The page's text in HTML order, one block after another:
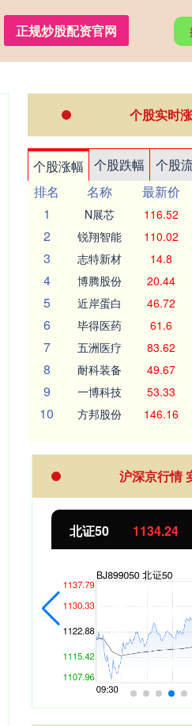
正规炒股配资官网
个股实时
个股涨幅 个股跌幅 个股
排名
名称 最新价
1
N展芯 116.52
2 锐翔智能 110.02
3 志特新材 14.8
4 博腾股份 20.44
5 近岸蛋白 46.72
6 毕得医药 61.6
7 五洲医疗 83.62
8 耐科装备 49.67
9 一博科技 53.33
10 方邦股份 146.16
沪深京行情
北证50 1134.24